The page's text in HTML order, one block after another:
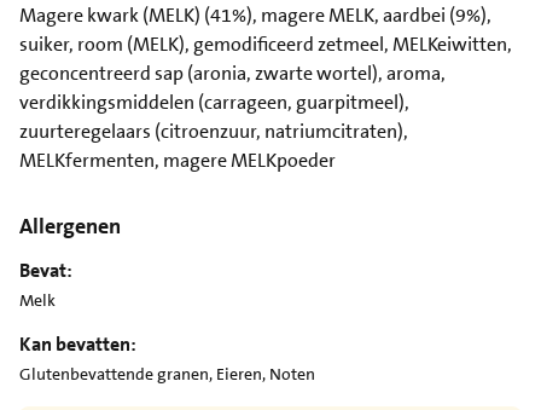
Magere kwark (MELK) (41%), magere MELK, aardbei (9%),
suiker, room (MELK), gemodificeerd zetmeel, MELKeiwitten,
geconcentreerd sap (aronia, zwarte wortel), aroma,
verdikkingsmiddelen (carrageen, guarpitmeel),
zuurteregelaars (citroenzuur, natriumcitraten),
MELKfermenten, magere MELKpoeder
Allergenen
Bevat:
Melk
Kan bevatten:
Glutenbevattende granen, Eieren, Noten